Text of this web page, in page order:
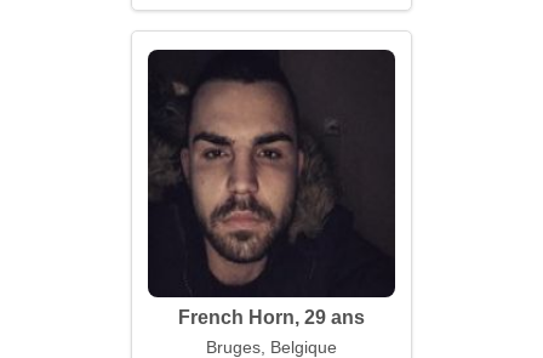
French Horn, 29 ans
Bruges, Belgique